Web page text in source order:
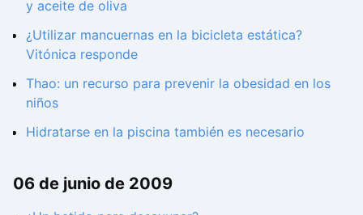
y aceite de oliva
¿Utilizar mancuernas en la bicicleta estática?
Vitónica responde
Thao: un recurso para prevenir la obesidad en los
niños
Hidratarse en la piscina también es necesario
06 de junio de 2009